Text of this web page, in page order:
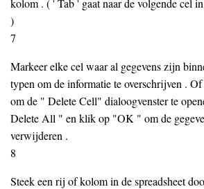
kolom . ( ' Tab ' gaat naar de volgende cel
)
7
Markeer elke cel waar al gegevens zijn
typen om de informatie te overschrijven .
om de " Delete Cell" dialoogvenster te
Delete All " en klik op "OK " om de
verwijderen .
8
Steek een rij of kolom in de spreadsheet